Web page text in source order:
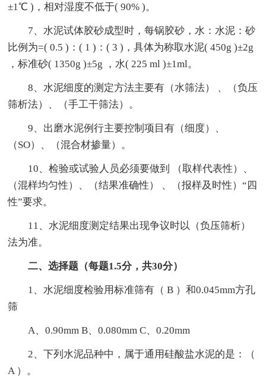
±1℃ )，相对湿度不低于( 90% )。
7、水泥试体胶砂成型时，每锅胶砂，水：水泥：砂
比例为=( 0.5 )：( 1 )：( 3 )，具体为称取水泥( 450g )±2g
，标准砂( 1350g )±5g ，水( 225 ml )±1ml。
8、水泥细度的测定方法主要有（水筛法） 、（负压
筛析法）、（手工干筛法）。
9、出磨水泥例行主要控制项目有（细度）、
（SO）、（混合材掺量）。
10、检验或试验人员必须要做到 （取样代表性）、
（混样均匀性）、（结果准确性） 、（报样及时性）“四
性”要求。
11、水泥细度测定结果出现争议时以（负压筛析）
法为准。
二、选择题（每题1.5分，共30分）
1、水泥细度检验用标准筛有（ B ）和0.045mm方孔
筛
A、0.90mm B、0.080mm C、0.20mm
2、下列水泥品种中，属于通用硅酸盐水泥的是：（
A ）。